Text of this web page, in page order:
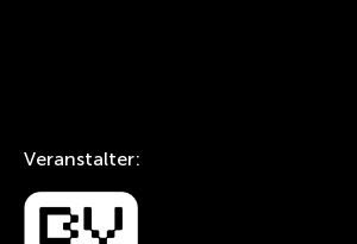
Veranstalter: